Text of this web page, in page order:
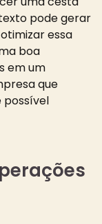
pode gerar
essa
boa
em um
que
possível